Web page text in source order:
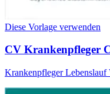
Diese Vorlage verwenden
CV Krankenpfleger
Krankenpfleger